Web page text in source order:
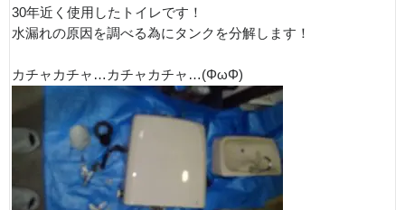
30年近く使用したトイレです！
水漏れの原因を調べる為にタンクを分解します！
カチャカチャ…カチャカチャ…(ΦωΦ)